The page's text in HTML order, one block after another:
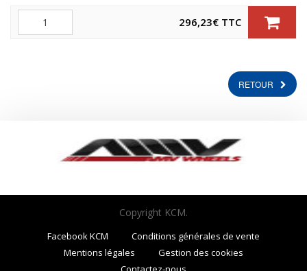
Quantité 296,23€ TTC
RETOUR
Copyright KCM.
Facebook KCM
Conditions générales de vente
Mentions légales
Gestion des cookies